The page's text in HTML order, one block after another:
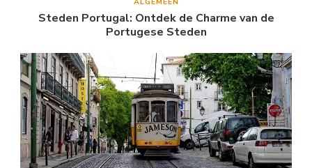
Steden Portugal: Ontdek de Charme van de
Portugese Steden